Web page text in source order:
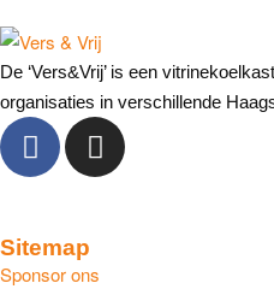
De ‘Vers&Vrij’ is een
organisaties in verschillende
Sitemap
Sponsor ons